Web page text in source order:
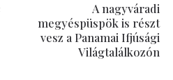
A nagyváradi
megyéspüspök is részt
vesz a Panamai Ifjúsági
Világtalálkozón